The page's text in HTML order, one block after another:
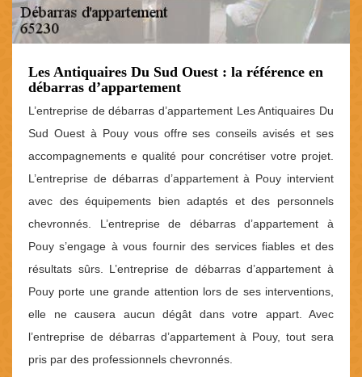
Les Antiquaires Du Sud Ouest : la référence en
débarras d’appartement
L’entreprise de débarras d’appartement Les Antiquaires Du
Sud Ouest à Pouy vous offre ses conseils avisés et ses
accompagnements e qualité pour concrétiser votre projet.
L’entreprise de débarras d’appartement à Pouy intervient
avec des équipements bien adaptés et des personnels
chevronnés. L’entreprise de débarras d’appartement à
Pouy s’engage à vous fournir des services fiables et des
résultats sûrs. L’entreprise de débarras d’appartement à
Pouy porte une grande attention lors de ses interventions,
elle ne causera aucun dégât dans votre appart. Avec
l’entreprise de débarras d’appartement à Pouy, tout sera
pris par des professionnels chevronnés.